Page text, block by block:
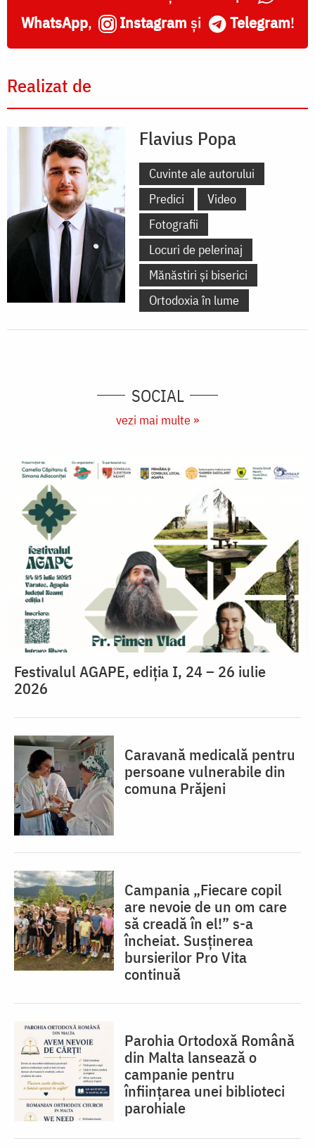
WhatsApp, Instagram și Telegram!
Realizat de
Flavius Popa
Cuvinte ale autorului
Predici
Video
Fotografii
Locuri de pelerinaj
Mănăstiri și biserici
Ortodoxia în lume
SOCIAL
vezi mai multe »
Festivalul AGAPE, ediția I, 24 – 26 iulie
2026
Caravană medicală pentru
persoane vulnerabile din
comuna Prăjeni
Campania „Fiecare copil
are nevoie de un om care
să creadă în el!” s-a
încheiat. Susținerea
bursierilor Pro Vita
continuă
Parohia Ortodoxă Română
din Malta lansează o
campanie pentru
înființarea unei biblioteci
parohiale